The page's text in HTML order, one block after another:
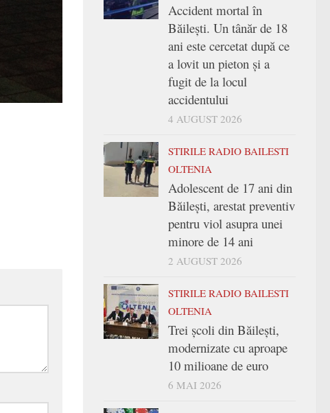
Accident mortal în
Băilești. Un tânăr de 18
ani este cercetat după ce
a lovit un pieton și a
fugit de la locul
accidentului
4 AUGUST 2026
STIRILE RADIO BAILESTI
OLTENIA
Adolescent de 17 ani din
Băilești, arestat preventiv
pentru viol asupra unei
minore de 14 ani
2 AUGUST 2026
STIRILE RADIO BAILESTI
OLTENIA
Trei şcoli din Băileşti,
modernizate cu aproape
10 milioane de euro
6 MAI 2026